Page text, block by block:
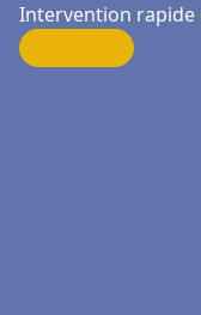
Intervention rapide